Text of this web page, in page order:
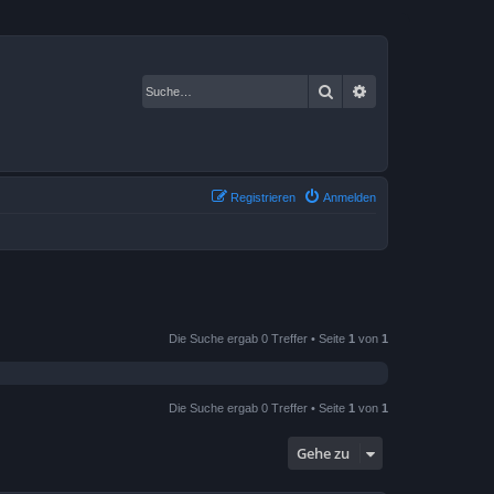
Suche
Anmelden
Registrieren
Die Suche ergab 0 Treffer • Seite 1 von 1
Die Suche ergab 0 Treffer • Seite 1 von 1
Gehe zu